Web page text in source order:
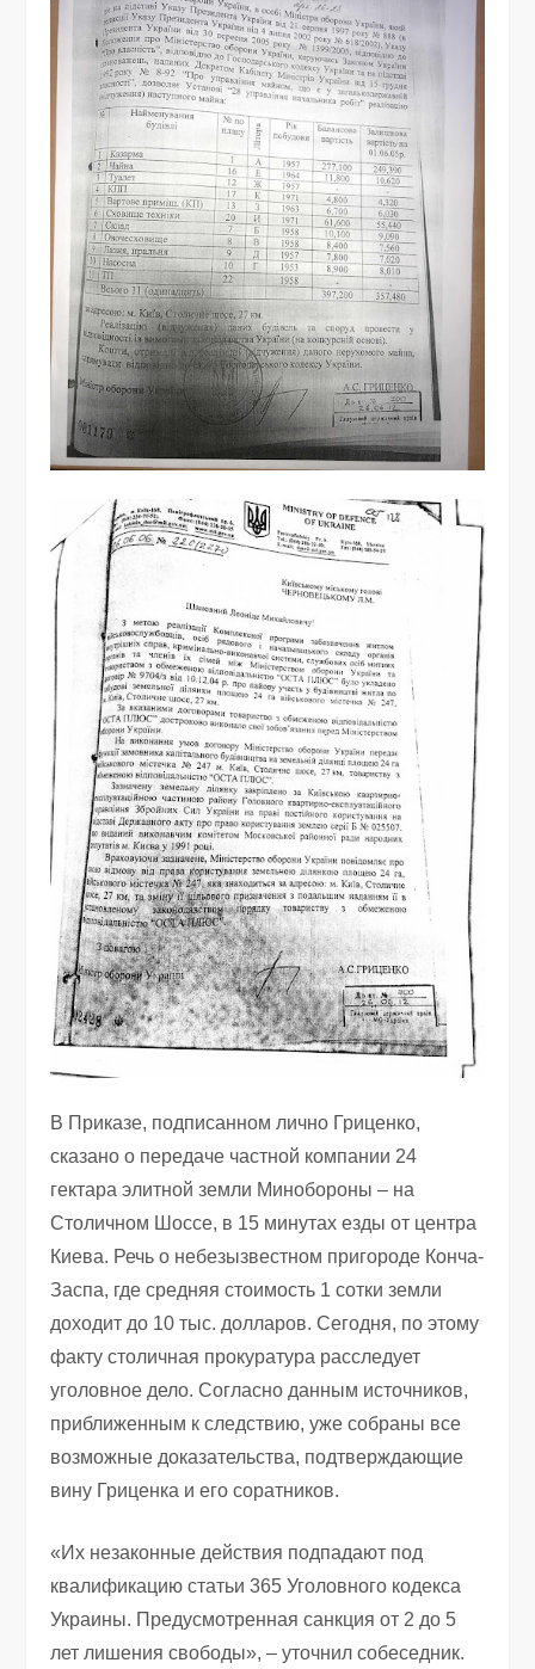
В Приказе, подписанном лично Гриценко,
сказано о передаче частной компании 24
гектара элитной земли Минобороны – на
Столичном Шоссе, в 15 минутах езды от центра
Киева. Речь о небезызвестном пригороде Конча-
Заспа, где средняя стоимость 1 сотки земли
доходит до 10 тыс. долларов. Сегодня, по этому
факту столичная прокуратура расследует
уголовное дело. Согласно данным источников,
приближенным к следствию, уже собраны все
возможные доказательства, подтверждающие
вину Гриценка и его соратников.
«Их незаконные действия подпадают под
квалификацию статьи 365 Уголовного кодекса
Украины. Предусмотренная санкция от 2 до 5
лет лишения свободы», – уточнил собеседник.